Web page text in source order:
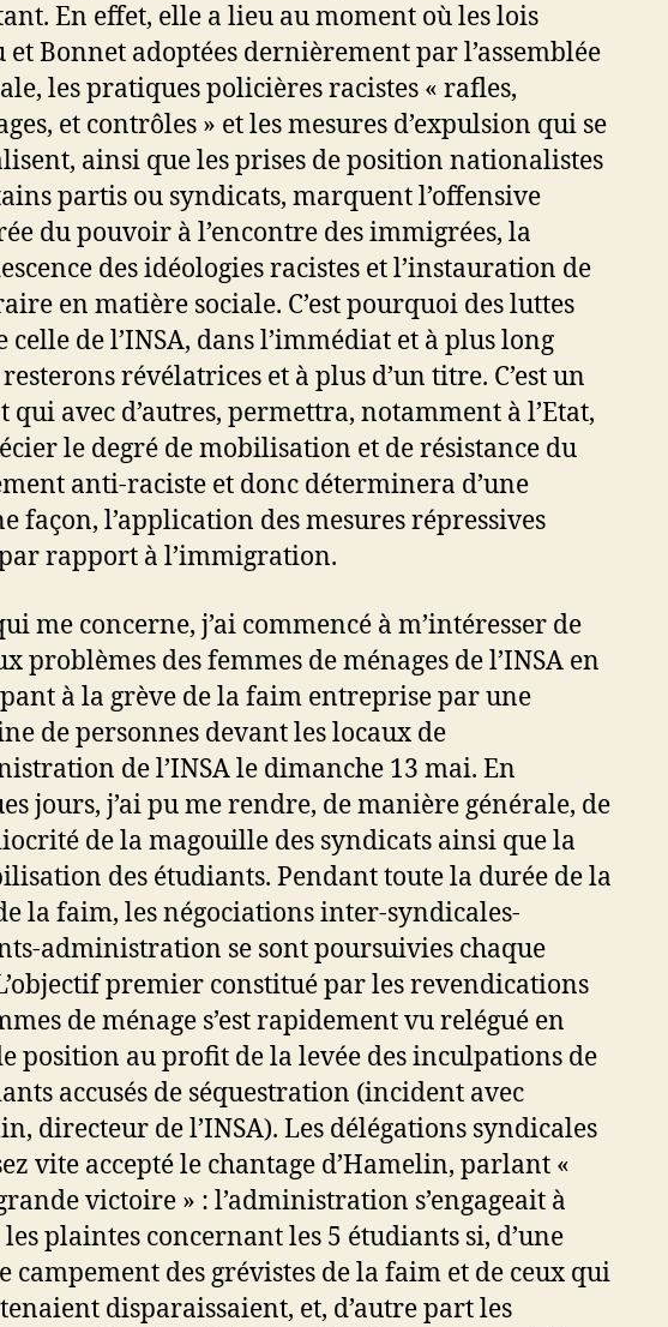
En effet, elle a lieu au moment où les lois
et Bonnet adoptées dernièrement par l’assemblée
les pratiques policières racistes « rafles,
et contrôles » et les mesures d’expulsion qui se
ainsi que les prises de position nationalistes
partis ou syndicats, marquent l’offensive
du pouvoir à l’encontre des immigrées, la
des idéologies racistes et l’instauration de
en matière sociale. C’est pourquoi des luttes
celle de l’INSA, dans l’immédiat et à plus long
révélatrices et à plus d’un titre. C’est un
qui avec d’autres, permettra, notamment à l’Etat,
le degré de mobilisation et de résistance du
anti-raciste et donc déterminera d’une
façon, l’application des mesures répressives
rapport à l’immigration.
me concerne, j’ai commencé à m’intéresser de
problèmes des femmes de ménages de l’INSA en
à la grève de la faim entreprise par une
de personnes devant les locaux de
de l’INSA le dimanche 13 mai. En
jours, j’ai pu me rendre, de manière générale, de
de la magouille des syndicats ainsi que la
des étudiants. Pendant toute la durée de la
la faim, les négociations inter-syndicales-
administration se sont poursuivies chaque
premier constitué par les revendications
de ménage s’est rapidement vu relégué en
position au profit de la levée des inculpations de
accusés de séquestration (incident avec
directeur de l’INSA). Les délégations syndicales
vite accepté le chantage d’Hamelin, parlant «
victoire » : l’administration s’engageait à
plaintes concernant les 5 étudiants si, d’une
campement des grévistes de la faim et de ceux qui
disparaissaient, et, d’autre part les